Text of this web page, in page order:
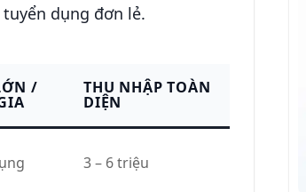
dụng đơn lẻ.
/ THU NHẬP TOÀN
DIỆN
3 – 6 triệu